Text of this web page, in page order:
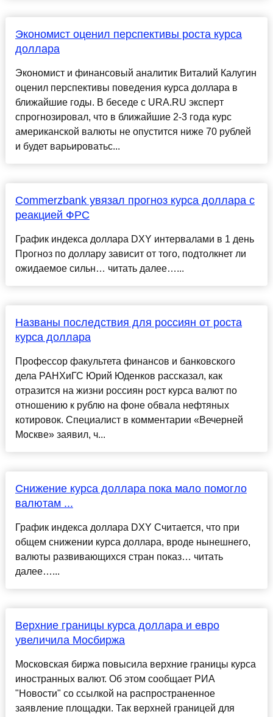
Экономист оценил перспективы роста курса
доллара
Экономист и финансовый аналитик Виталий Калугин
оценил перспективы поведения курса доллара в
ближайшие годы. В беседе с URA.RU эксперт
спрогнозировал, что в ближайшие 2-3 года курс
американской валюты не опустится ниже 70 рублей
и будет варьироватьс...
Commerzbank увязал прогноз курса доллара с
реакцией ФРС
График индекса доллара DXY интервалами в 1 день
Прогноз по доллару зависит от того, подтолкнет ли
ожидаемое сильн… читать далее…...
Названы последствия для россиян от роста
курса доллара
Профессор факультета финансов и банковского
дела РАНХиГС Юрий Юденков рассказал, как
отразится на жизни россиян рост курса валют по
отношению к рублю на фоне обвала нефтяных
котировок. Специалист в комментарии «Вечерней
Москве» заявил, ч...
Снижение курса доллара пока мало помогло
валютам ...
График индекса доллара DXY Считается, что при
общем снижении курса доллара, вроде нынешнего,
валюты развивающихся стран показ… читать
далее…...
Верхние границы курса доллара и евро
увеличила Мосбиржа
Московская биржа повысила верхние границы курса
иностранных валют. Об этом сообщает РИА
"Новости" со ссылкой на распространенное
заявление площадки. Так верхней границей для